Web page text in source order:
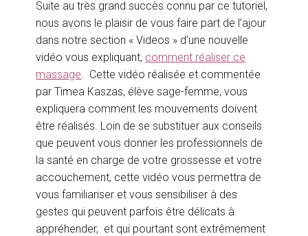
Suite au très grand succès connu par ce tutoriel,
nous avons le plaisir de vous faire part de l’ajour
dans notre section « Videos » d’une nouvelle
vidéo vous expliquant, comment réaliser ce
massage . Cette vidéo réalisée et commentée
par Timea Kaszas, élève sage-femme, vous
expliquera comment les mouvements doivent
être réalisés. Loin de se substituer aux conseils
que peuvent vous donner les professionnels de
la santé en charge de votre grossesse et votre
accouchement, cette vidéo vous permettra de
vous familiariser et vous sensibiliser à des
gestes qui peuvent parfois être délicats à
appréhender, et qui pourtant sont extrêmement